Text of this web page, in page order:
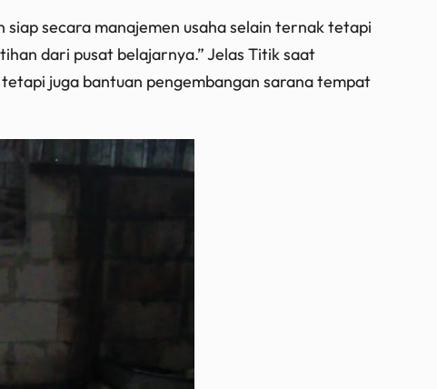
secara manajemen usaha selain ternak tetapi
dari pusat belajarnya.” Jelas Titik saat
juga bantuan pengembangan sarana tempat